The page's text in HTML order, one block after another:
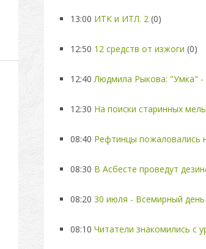
13:00 ИТК и ИТЛ. 2 (0)
12:50 12 средств от изжоги (0)
12:40 Людмила Рыкова: "Умка" -
12:30 На поиски старинных
08:40 Рефтинцы пожаловались
08:30 В Асбесте проведут
08:20 30 июля - Всемирный
08:10 Читатели знакомились с